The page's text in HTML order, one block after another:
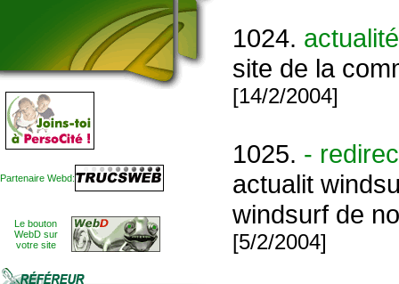
Partenaire Webd:
Le bouton
WebD sur
votre site
1024.
site de la
[14/2/2004]
1025. -
actualit
windsurf de
[5/2/2004]